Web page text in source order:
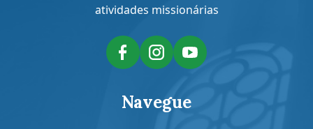
atividades missionárias
Navegue